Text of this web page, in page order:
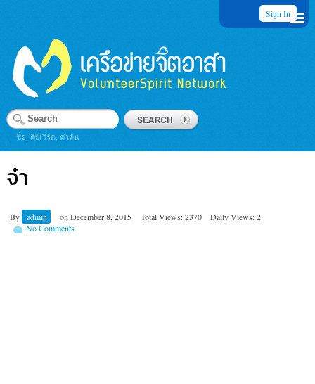
Sign In
ชื่อ, คีย์เวิร์ด, คำค้น
จ๋า
By admin on December 8, 2015 Total Views: 2370
Daily Views: 2
No Comments